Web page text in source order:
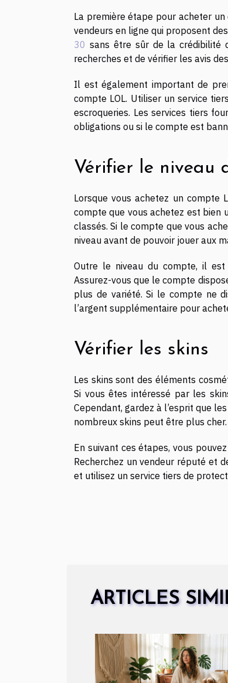
La première étape pour acheter
vendeurs en ligne qui proposent
30 sans être sûr de la crédibilité
recherches et de vérifier les avis
Il est également important de
compte LOL. Utiliser un service
escroqueries. Les services tiers
obligations ou si le compte est
Vérifier le niveau
Lorsque vous achetez un compte
compte que vous achetez est bien
classés. Si le compte que vous
niveau avant de pouvoir jouer aux
Outre le niveau du compte, il
Assurez-vous que le compte
plus de variété. Si le compte ne
l’argent supplémentaire pour
Vérifier les skins
Les skins sont des éléments
Si vous êtes intéressé par les
Cependant, gardez à l’esprit que
nombreux skins peut être plus cher.
En suivant ces étapes, vous
Recherchez un vendeur réputé et
et utilisez un service tiers de
ARTICLES